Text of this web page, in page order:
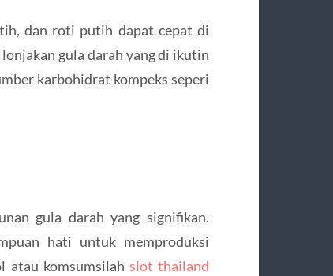
dan roti putih dapat cepat di
lonjakan gula darah yang di ikutin
karbohidrat kompeks seperi
gula darah yang signifikan.
hati untuk memproduksi
atau komsumsilah slot thailand